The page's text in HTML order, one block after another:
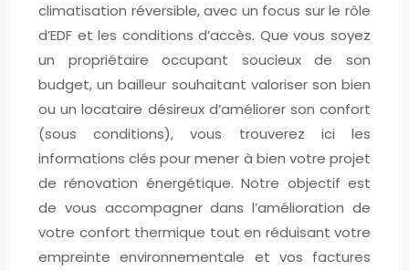
climatisation réversible, avec un focus sur le rôle
d’EDF et les conditions d’accès. Que vous soyez
un propriétaire occupant soucieux de son
budget, un bailleur souhaitant valoriser son bien
ou un locataire désireux d’améliorer son confort
(sous conditions), vous trouverez ici les
informations clés pour mener à bien votre projet
de rénovation énergétique. Notre objectif est
de vous accompagner dans l’amélioration de
votre confort thermique tout en réduisant votre
empreinte environnementale et vos factures